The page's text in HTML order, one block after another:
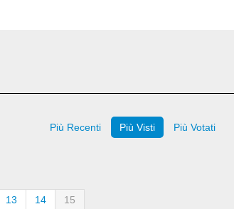
Più Recenti Più Visti Più Votati
13 14 15